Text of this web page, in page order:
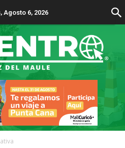
Agosto 6, 2026